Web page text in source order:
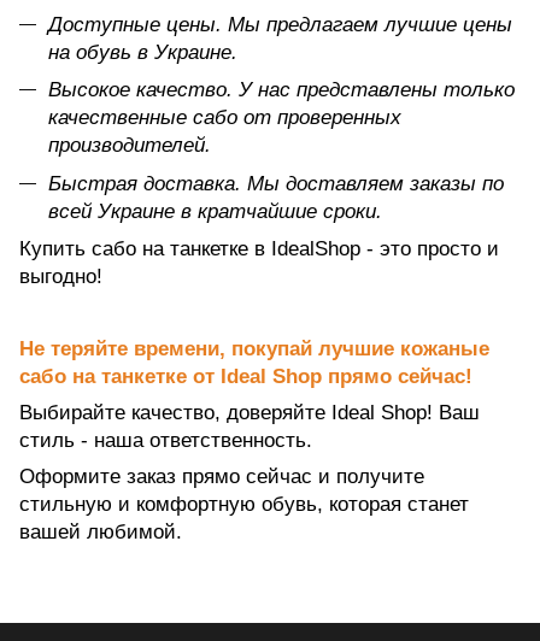
Доступные цены. Мы предлагаем лучшие цены
на обувь в Украине.
Высокое качество. У нас представлены только
качественные сабо от проверенных
производителей.
Быстрая доставка. Мы доставляем заказы по
всей Украине в кратчайшие сроки.
Купить сабо на танкетке в IdealShop - это просто и
выгодно!
Не теряйте времени, покупай лучшие кожаные
сабо на танкетке от Ideal Shop прямо сейчас!
Выбирайте качество, доверяйте Ideal Shop! Ваш
стиль - наша ответственность.
Оформите заказ прямо сейчас и получите
стильную и комфортную обувь, которая станет
вашей любимой.